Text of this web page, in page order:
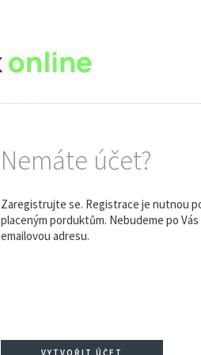
Nemáte účet?
Zaregistrujte se. Registrace je nutnou
placeným porduktům. Nebudeme po
emailovou adresu.
VYTVOŘIT ÚČET